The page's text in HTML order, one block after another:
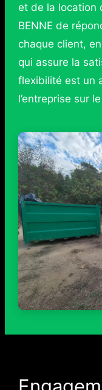
et de la location
BENNE de
chaque client,
qui assure la
flexibilité est un
l’entreprise sur